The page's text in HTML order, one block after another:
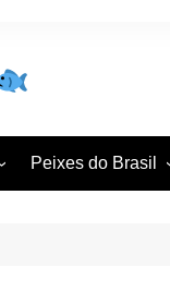
Peixes do Brasil